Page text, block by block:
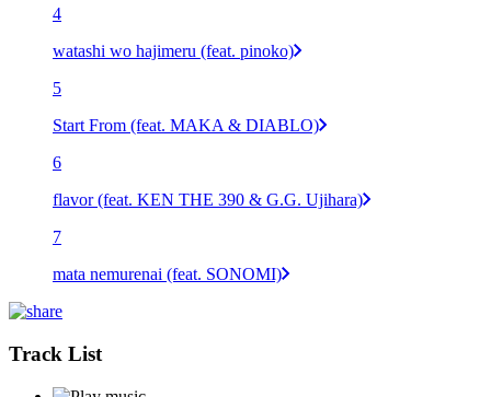
4
watashi wo hajimeru (feat. pinoko)
5
Start From (feat. MAKA & DIABLO)
6
flavor (feat. KEN THE 390 & G.G. Ujihara)
7
mata nemurenai (feat. SONOMI)
Track List